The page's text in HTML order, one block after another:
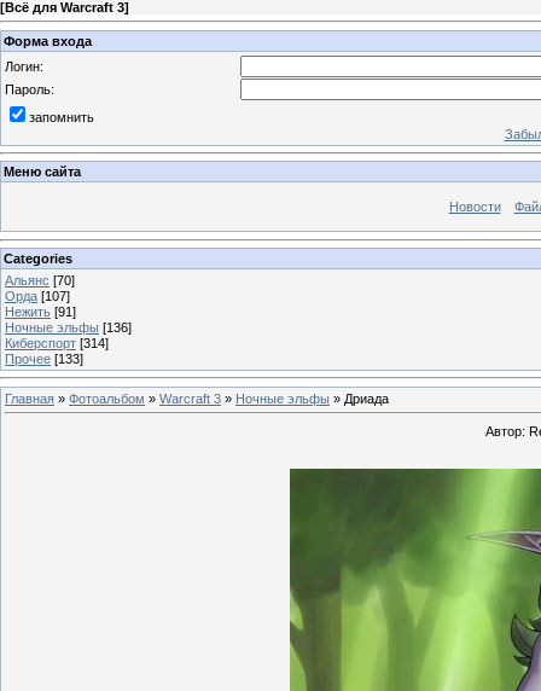
[Всё для Warcraft 3]
Форма входа
Логин:
Пароль:
запомнить
Меню сайта
Новости
Categories
Альянс [70]
Орда [107]
Нежить [91]
Ночные эльфы [136]
Киберспорт [314]
Прочее [133]
Главная » Фотоальбом » Warcraft 3 » Ночные эльфы » Дриада
Автор: